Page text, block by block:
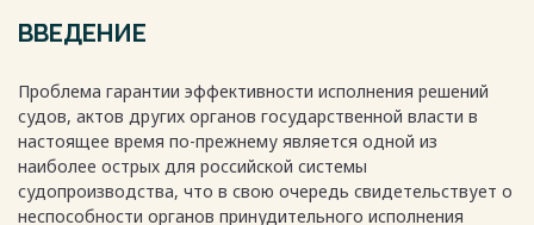
МЕТОДИЧЕСКАЯ РАЗРАБОТКА 42
ЗАКЛЮЧЕНИЕ 46
Весь текст будет доступенпосле покупки
ВВЕДЕНИЕ
Проблема гарантии эффективности исполнения решений
судов, актов других органов государственной власти в
настоящее время по-прежнему является одной из
наиболее острых для российской системы
судопроизводства, что в свою очередь свидетельствует о
неспособности органов принудительного исполнения